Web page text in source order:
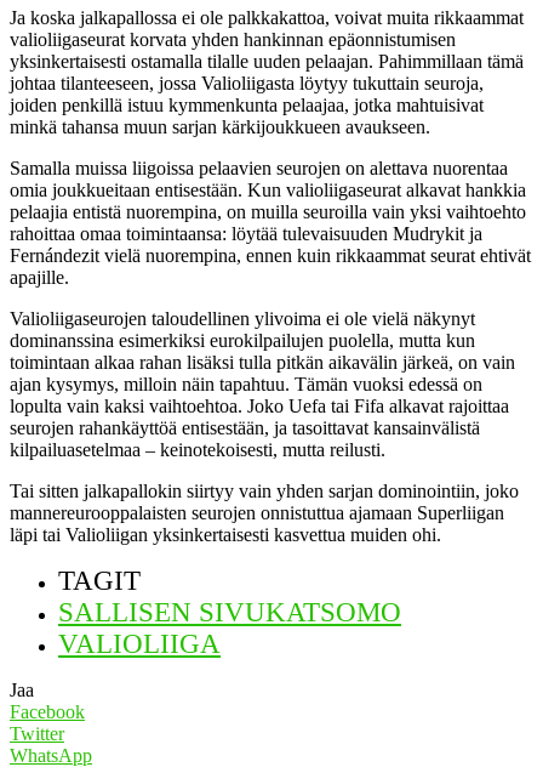
Ja koska jalkapallossa ei ole palkkakattoa, voivat muita rikkaammat
valioliigaseurat korvata yhden hankinnan epäonnistumisen
yksinkertaisesti ostamalla tilalle uuden pelaajan. Pahimmillaan tämä
johtaa tilanteeseen, jossa Valioliigasta löytyy tukuttain seuroja,
joiden penkillä istuu kymmenkunta pelaajaa, jotka mahtuisivat
minkä tahansa muun sarjan kärkijoukkueen avaukseen.
Samalla muissa liigoissa pelaavien seurojen on alettava nuorentaa
omia joukkueitaan entisestään. Kun valioliigaseurat alkavat hankkia
pelaajia entistä nuorempina, on muilla seuroilla vain yksi vaihtoehto
rahoittaa omaa toimintaansa: löytää tulevaisuuden Mudrykit ja
Fernándezit vielä nuorempina, ennen kuin rikkaammat seurat ehtivät
apajille.
Valioliigaseurojen taloudellinen ylivoima ei ole vielä näkynyt
dominanssina esimerkiksi eurokilpailujen puolella, mutta kun
toimintaan alkaa rahan lisäksi tulla pitkän aikavälin järkeä, on vain
ajan kysymys, milloin näin tapahtuu. Tämän vuoksi edessä on
lopulta vain kaksi vaihtoehtoa. Joko Uefa tai Fifa alkavat rajoittaa
seurojen rahankäyttöä entisestään, ja tasoittavat kansainvälistä
kilpailuasetelmaa – keinotekoisesti, mutta reilusti.
Tai sitten jalkapallokin siirtyy vain yhden sarjan dominointiin, joko
mannereurooppalaisten seurojen onnistuttua ajamaan Superliigan
läpi tai Valioliigan yksinkertaisesti kasvettua muiden ohi.
TAGIT
SALLISEN SIVUKATSOMO
VALIOLIIGA
Jaa
Facebook
Twitter
WhatsApp